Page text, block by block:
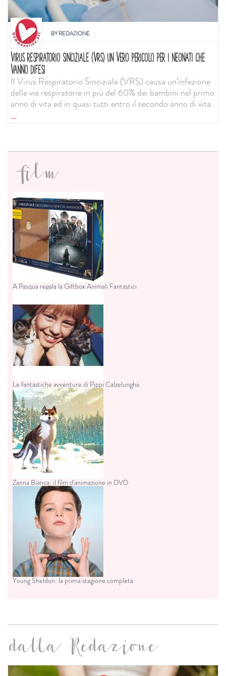
BYREDAZIONE
VIRUS RESPIRATORIO SINCIZIALE (VRS) UN VERO PERICOLO PER I NEONATI CHE
VANNO DIFESI
Il Virus Respiratorio Sinciziale (VRS) causa un’infezione
delle vie respiratorie in più del 60% dei bambini nel primo
anno di vita ed in quasi tutti entro il secondo anno di vita.
...
film
A Pasqua regala la Giftbox Animali Fantastici
Le fantastiche avventure di Pippi Calzelunghe
Zanna Bianca: il film d'animazione in DVD
Young Sheldon: la prima stagione completa
dalla Redazione